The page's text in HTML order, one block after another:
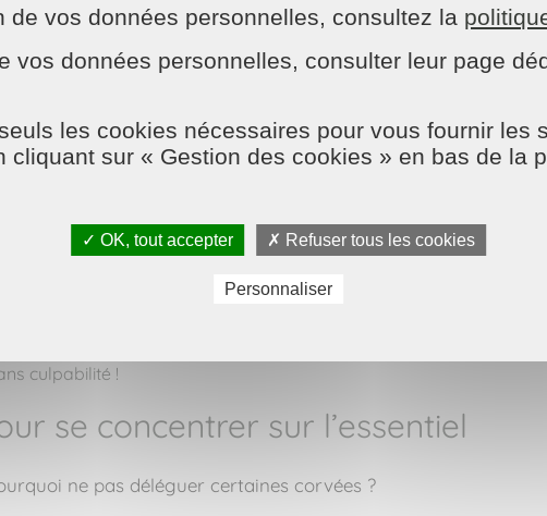
ne pas vivre une rentrée brutale, on recommande de :
pour que le jour J se passe sans tension.
le rush
prenez le temps de :
culpabilité !
se concentrer sur l’essentiel
ne pas déléguer certaines corvées ?
de vos données personnelles, consultez la
vos données personnelles, consulter leur page
les cookies nécessaires pour vous fournir les
sur « Gestion des cookies » en bas de la
✓ OK, tout accepter ✗ Refuser tous les cookies
Personnaliser